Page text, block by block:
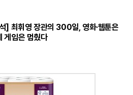
] 최휘영 장관의 300일, 영화·웹툰은
게임은 멈췄다